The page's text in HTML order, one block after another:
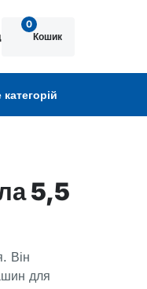
0
Кошик
5,5
Він
для